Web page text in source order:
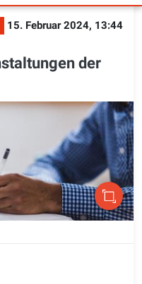
15. Februar 2024, 13:44
der